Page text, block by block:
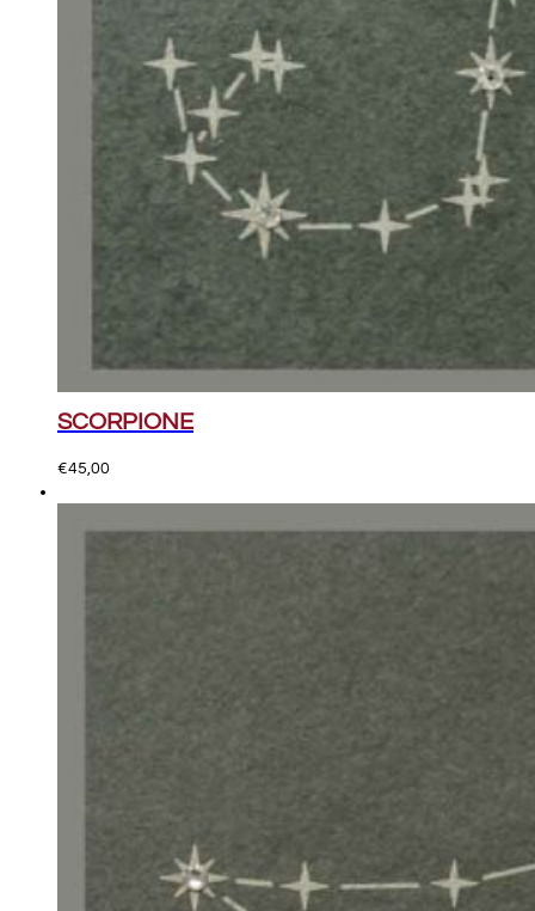
SCORPIONE
€45,00